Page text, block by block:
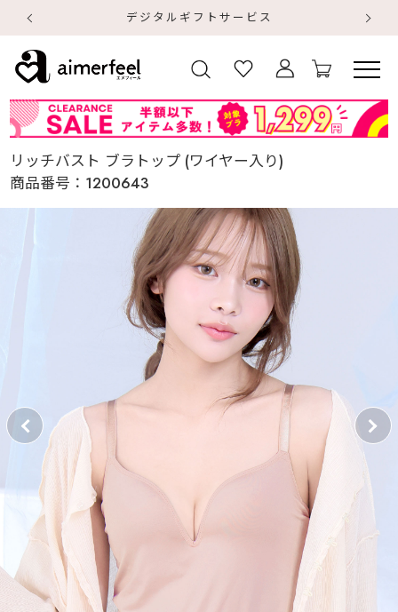
デジタルギフトサービス
リッチバスト ブラトップ (ワイヤー入り)
商品番号： 1200643